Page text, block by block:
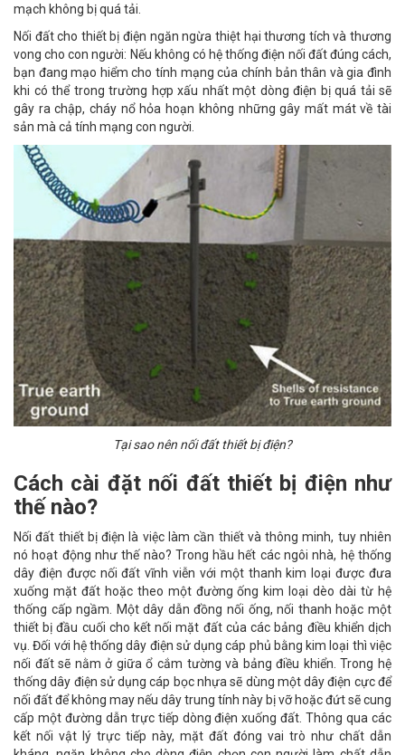
mạch không bị quá tải.
Nối đất cho thiết bị điện ngăn ngừa thiệt hại thương tích và thương
vong cho con người: Nếu không có hệ thống điện nối đất đúng cách,
bạn đang mạo hiểm cho tính mạng của chính bản thân và gia đình
khi có thể trong trường hợp xấu nhất một dòng điện bị quá tải sẽ
gây ra chập, cháy nổ hỏa hoạn không những gây mất mát về tài
sản mà cả tính mạng con người.
Tại sao nên nối đất thiết bị điện?
Cách cài đặt nối đất thiết bị điện như
thế nào?
Nối đất thiết bị điện là việc làm cần thiết và thông minh, tuy nhiên
nó hoạt động như thế nào? Trong hầu hết các ngôi nhà, hệ thống
dây điện được nối đất vĩnh viễn với một thanh kim loại được đưa
xuống mặt đất hoặc theo một đường ống kim loại dèo dài từ hệ
thống cấp ngầm. Một dây dẫn đồng nối ống, nối thanh hoặc một
thiết bị đầu cuối cho kết nối mặt đất của các bảng điều khiển dịch
vụ. Đối với hệ thống dây điện sử dụng cáp phủ bằng kim loại thì việc
nối đất sẽ nằm ở giữa ổ cắm tường và bảng điều khiển. Trong hệ
thống dây điện sử dụng cáp bọc nhựa sẽ dùng một dây điện cực để
nối đất để không may nếu dây trung tính này bị vỡ hoặc đứt sẽ cung
cấp một đường dẫn trực tiếp dòng điện xuống đất. Thông qua các
kết nối vật lý trực tiếp này, mặt đất đóng vai trò như chất dẫn